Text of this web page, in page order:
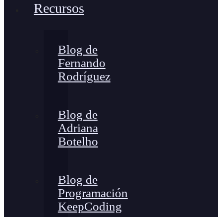
Recursos
Blog de
Fernando
Rodríguez
Blog de
Adriana
Botelho
Blog de
Programación
KeepCoding